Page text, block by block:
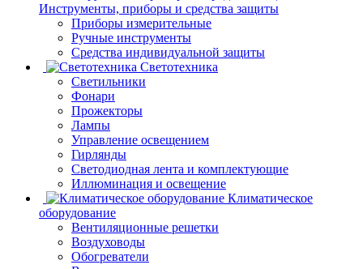
Инструменты, приборы и средства защиты
Приборы измерительные
Ручные инструменты
Средства индивидуальной защиты
Светотехника
Светильники
Фонари
Прожекторы
Лампы
Управление освещением
Гирлянды
Светодиодная лента и комплектующие
Иллюминация и освещение
Климатическое
оборудование
Вентиляционные решетки
Воздуховоды
Обогреватели